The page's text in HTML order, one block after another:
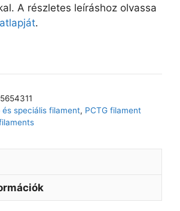
A részletes leíráshoz olvassa
.
és speciális filament, PCTG filament